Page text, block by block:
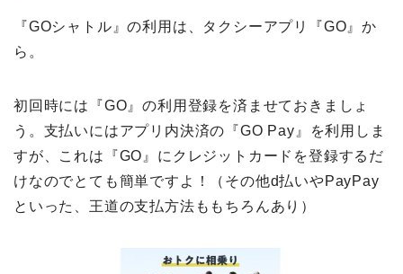
『GOシャトル』の利用は、タクシーアプリ『GO』か
ら。
初回時には『GO』の利用登録を済ませておきましょ
う。支払いにはアプリ内決済の『GO Pay』を利用しま
すが、これは『GO』にクレジットカードを登録するだ
けなのでとても簡単ですよ！（その他d払いやPayPay
といった、王道の支払方法ももちろんあり）